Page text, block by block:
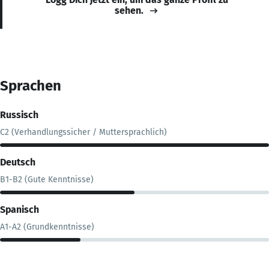
sehen.
Sprachen
Russisch
C2 (Verhandlungssicher / Muttersprachlich)
Deutsch
B1-B2 (Gute Kenntnisse)
Spanisch
A1-A2 (Grundkenntnisse)